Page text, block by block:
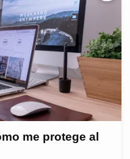
me protege al